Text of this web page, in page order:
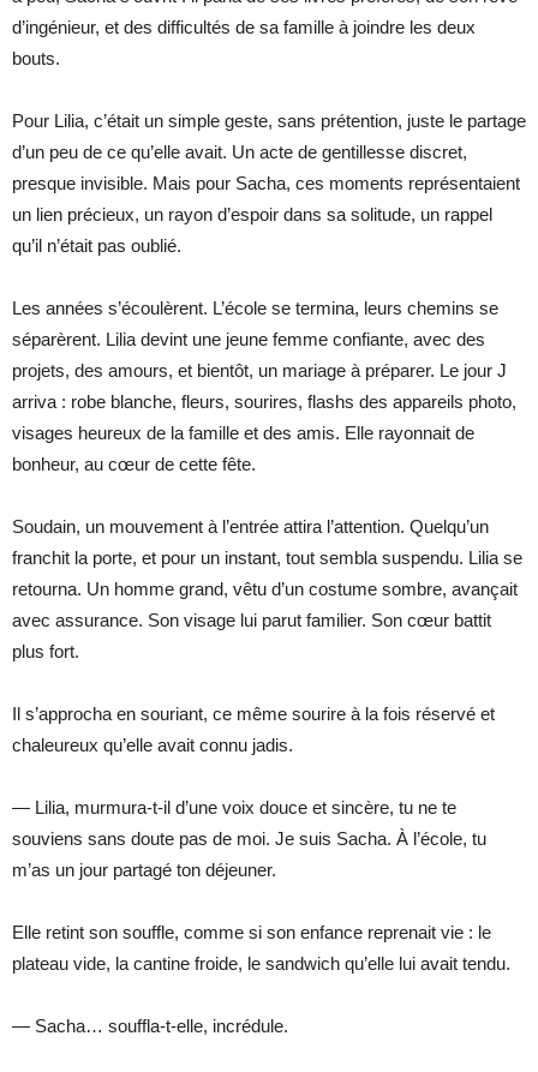
d’ingénieur, et des difficultés de sa famille à joindre les deux
bouts.
Pour Lilia, c’était un simple geste, sans prétention, juste le partage
d’un peu de ce qu’elle avait. Un acte de gentillesse discret,
presque invisible. Mais pour Sacha, ces moments représentaient
un lien précieux, un rayon d’espoir dans sa solitude, un rappel
qu’il n’était pas oublié.
Les années s’écoulèrent. L’école se termina, leurs chemins se
séparèrent. Lilia devint une jeune femme confiante, avec des
projets, des amours, et bientôt, un mariage à préparer. Le jour J
arriva : robe blanche, fleurs, sourires, flashs des appareils photo,
visages heureux de la famille et des amis. Elle rayonnait de
bonheur, au cœur de cette fête.
Soudain, un mouvement à l’entrée attira l’attention. Quelqu’un
franchit la porte, et pour un instant, tout sembla suspendu. Lilia se
retourna. Un homme grand, vêtu d’un costume sombre, avançait
avec assurance. Son visage lui parut familier. Son cœur battit
plus fort.
Il s’approcha en souriant, ce même sourire à la fois réservé et
chaleureux qu’elle avait connu jadis.
— Lilia, murmura-t-il d’une voix douce et sincère, tu ne te
souviens sans doute pas de moi. Je suis Sacha. À l’école, tu
m’as un jour partagé ton déjeuner.
Elle retint son souffle, comme si son enfance reprenait vie : le
plateau vide, la cantine froide, le sandwich qu’elle lui avait tendu.
— Sacha… souffla-t-elle, incrédule.